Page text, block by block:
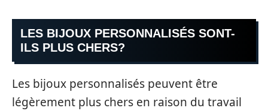
LES BIJOUX PERSONNALISÉS SONT-
ILS PLUS CHERS?
Les bijoux personnalisés peuvent être
légèrement plus chers en raison du travail